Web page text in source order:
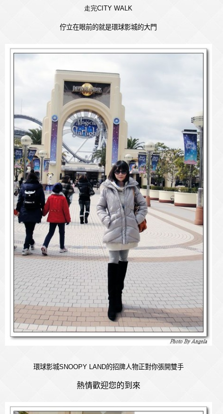
走完CITY WALK
佇立在眼前的就是環球影城的大門
環球影城SNOOPY LAND的招牌人物正對你張開雙手
熱情歡迎您的到來